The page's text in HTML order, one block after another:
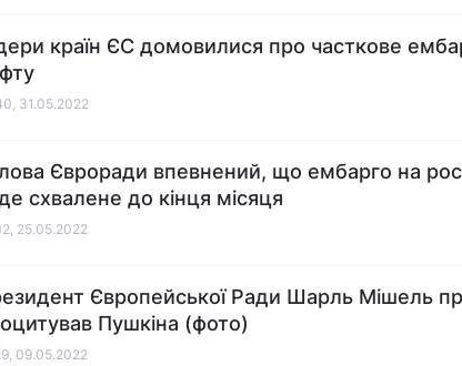
країн ЄС домовилися про часткове
31.05.2022
Євроради впевнений, що ембарго на
схвалене до кінця місяця
25.05.2022
Європейської Ради Шарль Мішель
Пушкіна (фото)
09.05.2022